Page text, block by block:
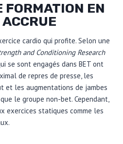
FORMATION EN
cardio qui profite. Selon une
and Conditioning Research
se sont engagés dans BET ont
de repres de presse, les
et les augmentations de jambes
le groupe non-bet. Cependant,
exercices statiques comme les